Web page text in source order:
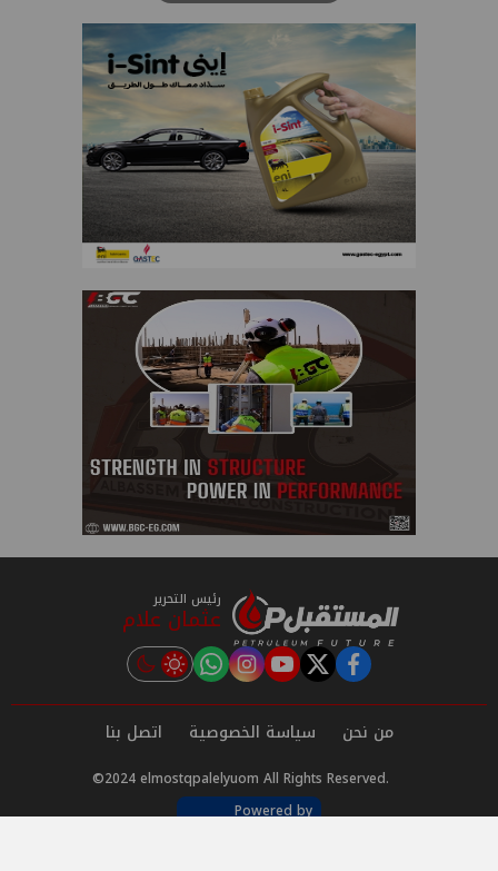
رئيس التحرير
عثمان علام
facebook
twitter
youtube
instagram
tiktok
من نحن سياسة الخصوصية اتصل بنا
©2024 elmostqpalelyuom All Rights Reserved.
Powered by